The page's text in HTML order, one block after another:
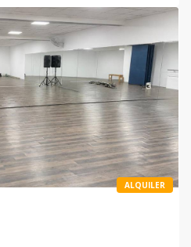
ALQUILER